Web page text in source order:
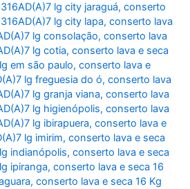
lg city jaraguá,conserto
lg city lapa,conserto lava
lg consolação,conserto lava
lg cotia,conserto lava e seca
em são paulo,conserto lava e
lg freguesia do ó,conserto lava
lg granja viana,conserto lava
lg higienópolis,conserto lava
lg ibirapuera,conserto lava e
lg imirim,conserto lava e seca
indianópolis,conserto lava e seca
ipiranga,conserto lava e seca 16
,conserto lava e seca 16 Kg